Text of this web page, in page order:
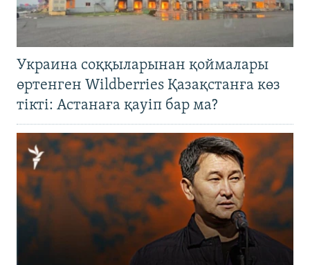
Украина соққыларынан қоймалары
өртенген Wildberries Қазақстанға көз
тікті: Астанаға қауіп бар ма?